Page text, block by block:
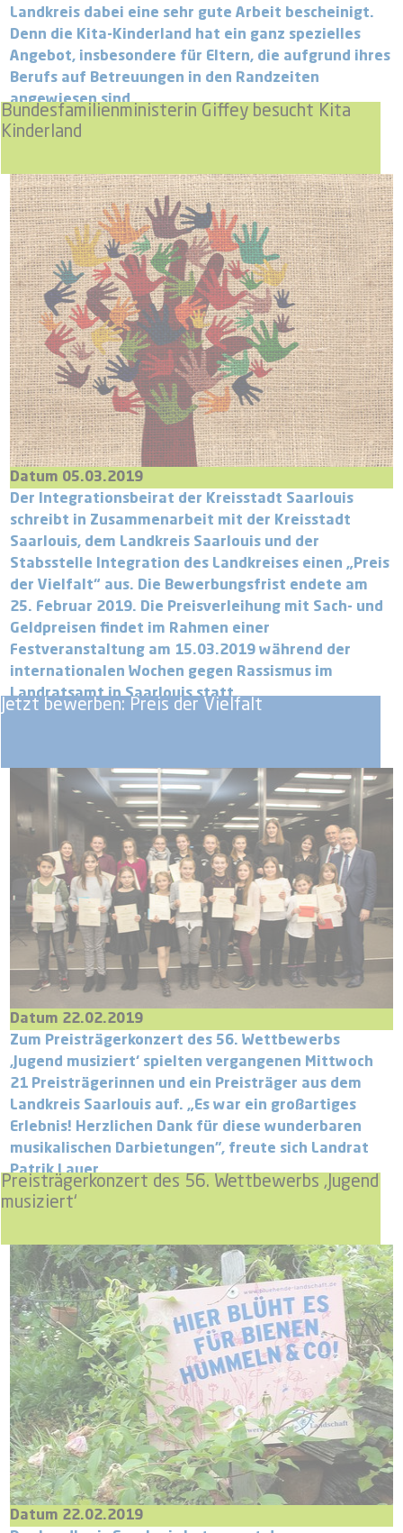
Bundesfamilienministerin Giffey besucht Kita
Kinderland
Landkreis dabei eine sehr gute Arbeit bescheinigt.
Denn die Kita-Kinderland hat ein ganz spezielles
Angebot, insbesondere für Eltern, die aufgrund ihres
Berufs auf Betreuungen in den Randzeiten
angewiesen sind.
Jetzt bewerben: Preis der Vielfalt
Datum 05.03.2019
Der Integrationsbeirat der Kreisstadt Saarlouis
schreibt in Zusammenarbeit mit der Kreisstadt
Saarlouis, dem Landkreis Saarlouis und der
Stabsstelle Integration des Landkreises einen „Preis
der Vielfalt“ aus. Die Bewerbungsfrist endete am
25. Februar 2019. Die Preisverleihung mit Sach- und
Geldpreisen findet im Rahmen einer
Festveranstaltung am 15.03.2019 während der
internationalen Wochen gegen Rassismus im
Landratsamt in Saarlouis statt.
Preisträgerkonzert des 56. Wettbewerbs ‚Jugend
musiziert‘
Datum 22.02.2019
Zum Preisträgerkonzert des 56. Wettbewerbs
‚Jugend musiziert‘ spielten vergangenen Mittwoch
21 Preisträgerinnen und ein Preisträger aus dem
Landkreis Saarlouis auf. „Es war ein großartiges
Erlebnis! Herzlichen Dank für diese wunderbaren
musikalischen Darbietungen", freute sich Landrat
Patrik Lauer.
Datum 22.02.2019